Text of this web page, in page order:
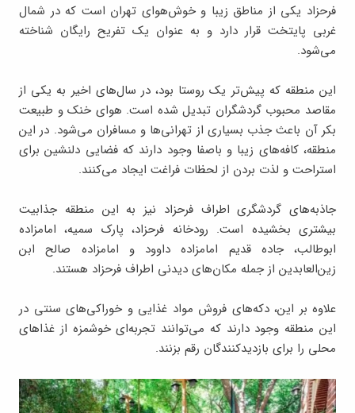
فرحزاد یکی از مناطق زیبا و خوش‌هوای تهران است که در شمال
غربی پایتخت قرار دارد و به عنوان یک تفریح رایگان شناخته
می‌شود.
این منطقه که پیش‌تر یک روستا بود، در سال‌های اخیر به یکی از
مقاصد محبوب گردشگران تبدیل شده است. هوای خنک و طبیعت
بکر آن باعث جذب بسیاری از تهرانی‌ها و مسافران می‌شود. در این
منطقه، کافه‌های زیبا و باصفا وجود دارند که فضایی دلنشین برای
استراحت و لذت بردن از لحظات فراغت ایجاد می‌کنند.
جاذبه‌های گردشگری اطراف فرحزاد نیز به این منطقه جذابیت
بیشتری بخشیده است. رودخانه فرحزاد، پارک سمیه، امامزاده
ابوطالب، جاده قدیم امامزاده داوود و امامزاده صالح ابن
زین‌العابدین از جمله مکان‌های دیدنی اطراف فرحزاد هستند.
علاوه بر این، دکه‌های فروش مواد غذایی و خوراکی‌های سنتی در
این منطقه وجود دارند که می‌توانند تجربه‌ای خوشمزه از غذاهای
محلی را برای بازدیدکنندگان رقم بزنند.